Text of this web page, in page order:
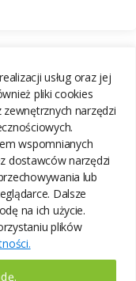
usług oraz jej
pliki cookies
narzędzi
wspomnianych
dostawców narzędzi
lub
Dalsze
na ich użycie.
plików